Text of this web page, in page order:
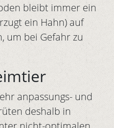
bleibt immer ein
ein Hahn) auf
um bei Gefahr zu
anpassungs- und
deshalb in